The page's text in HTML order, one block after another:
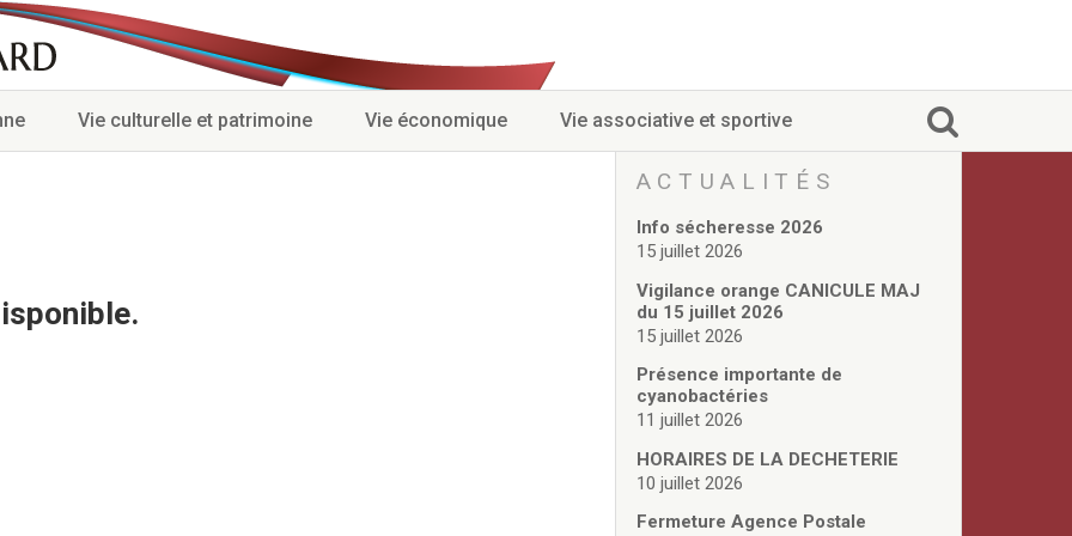
Vie culturelle et patrimoine Vie économique Vie associative et sportive
ACTUALITÉS
Info sécheresse 2026
15 juillet 2026
Vigilance orange CANICULE MAJ
du 15 juillet 2026
15 juillet 2026
Présence importante de
cyanobactéries
11 juillet 2026
HORAIRES DE LA DECHETERIE
10 juillet 2026
Fermeture Agence Postale